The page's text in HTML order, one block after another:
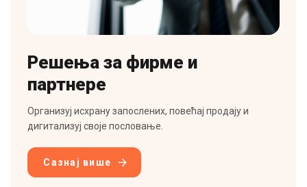
Решења за фирме и
партнере
Организуј исхрану запослених, повећај продају и
дигитализуј своје пословање.
Сазнај више